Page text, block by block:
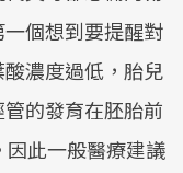
個想到要提醒對
濃度過低，胎兒
的發育在胚胎前
此一般醫療建議